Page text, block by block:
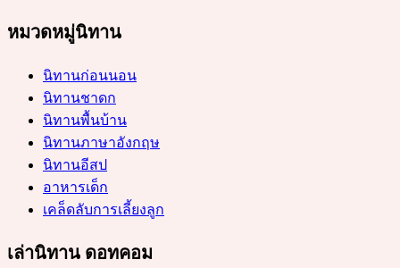
หมวดหมู่นิทาน
นิทานก่อนนอน
นิทานชาดก
นิทานพื้นบ้าน
นิทานภาษาอังกฤษ
นิทานอีสป
อาหารเด็ก
เคล็ดลับการเลี้ยงลูก
เล่านิทาน ดอทคอม